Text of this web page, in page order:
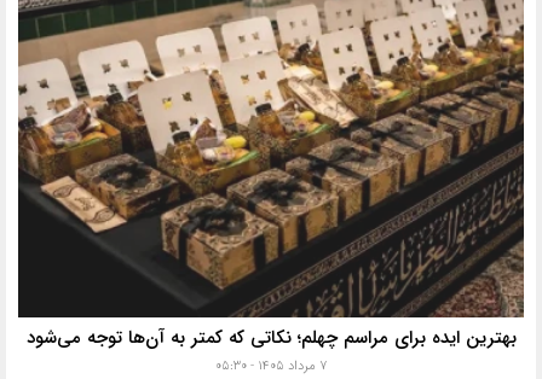
بهترین ایده برای مراسم چهلم؛ نکاتی که کمتر به آن‌ها توجه می‌شود
۷ مرداد ۱۴۰۵ - ۰۵:۳۰